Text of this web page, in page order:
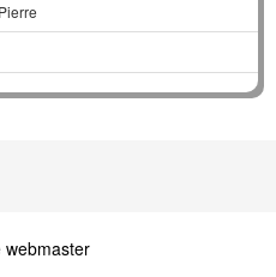
webmaster